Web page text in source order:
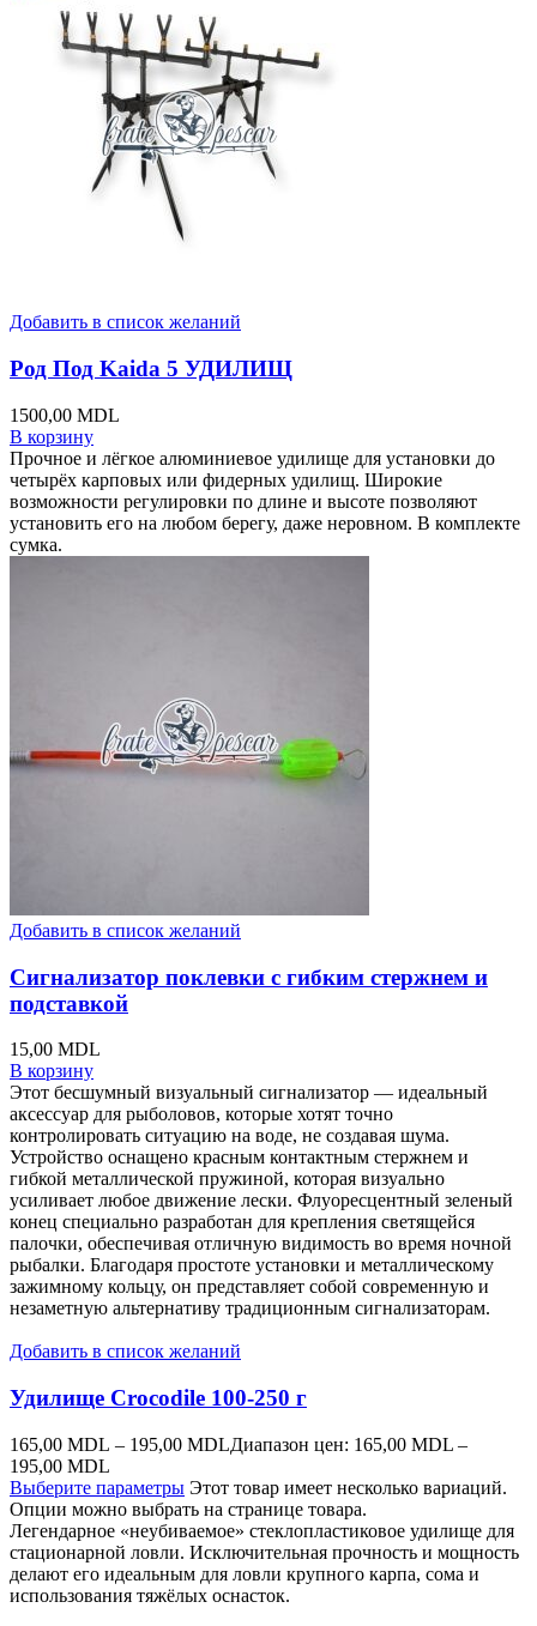
Добавить в список желаний
Род Под Kaida 5 УДИЛИЩ
1500,00 MDL
В корзину
Прочное и лёгкое алюминиевое удилище для установки до
четырёх карповых или фидерных удилищ. Широкие
возможности регулировки по длине и высоте позволяют
установить его на любом берегу, даже неровном. В комплекте
сумка.
Добавить в список желаний
Сигнализатор поклевки с гибким стержнем и
подставкой
15,00 MDL
В корзину
Этот бесшумный визуальный сигнализатор — идеальный
аксессуар для рыболовов, которые хотят точно
контролировать ситуацию на воде, не создавая шума.
Устройство оснащено красным контактным стержнем и
гибкой металлической пружиной, которая визуально
усиливает любое движение лески. Флуоресцентный зеленый
конец специально разработан для крепления светящейся
палочки, обеспечивая отличную видимость во время ночной
рыбалки. Благодаря простоте установки и металлическому
зажимному кольцу, он представляет собой современную и
незаметную альтернативу традиционным сигнализаторам.
Добавить в список желаний
Удилище Crocodile 100-250 г
165,00 MDL – 195,00 MDLДиапазон цен: 165,00 MDL –
195,00 MDL
Выберите параметры Этот товар имеет несколько вариаций.
Опции можно выбрать на странице товара.
Легендарное «неубиваемое» стеклопластиковое удилище для
стационарной ловли. Исключительная прочность и мощность
делают его идеальным для ловли крупного карпа, сома и
использования тяжёлых оснасток.